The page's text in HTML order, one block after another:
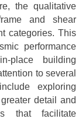
the qualitative
and shear
categories. This
performance
place building
to several
exploring
detail and
that facilitate